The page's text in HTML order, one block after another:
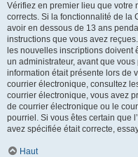
Vérifiez en premier lieu que votre
corrects. Si la fonctionnalité de la
avoir en dessous de 13 ans
instructions que vous avez
les nouvelles inscriptions doivent
un administrateur, avant que
information était présente lors de
courrier électronique, consultez
courrier électronique, vous avez
de courrier électronique ou le
pourriel. Si vous êtes certain que
avez spécifiée était correcte,
Haut